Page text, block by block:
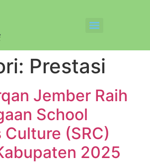
Prestasi
Jember Raih
School
Culture (SRC)
2025